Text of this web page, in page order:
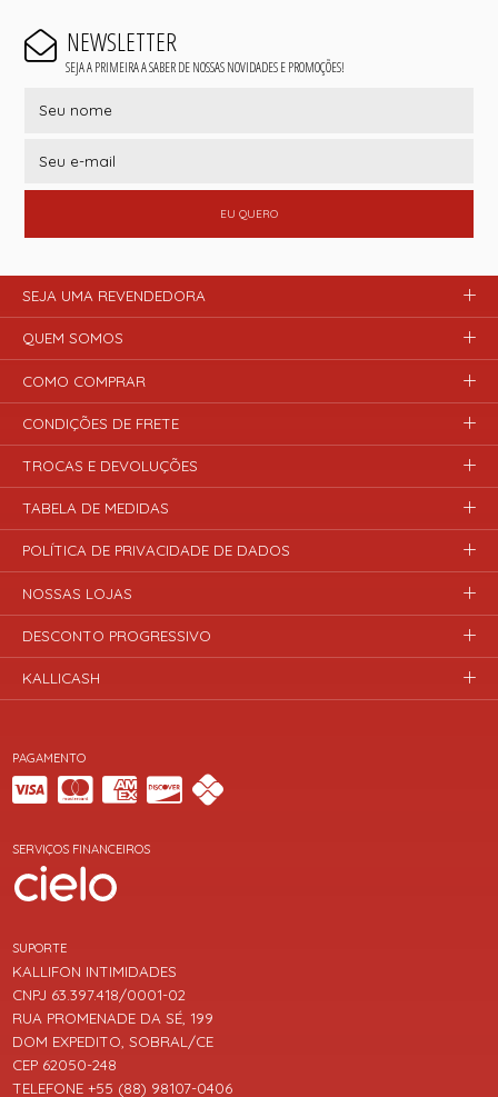
NEWSLETTER
SEJA A PRIMEIRA A SABER DE NOSSAS NOVIDADES E PROMOÇÕES!
EU QUERO
PAGAMENTO
SERVIÇOS FINANCEIROS
SUPORTE
KALLIFON INTIMIDADES
CNPJ 63.397.418/0001-02
RUA PROMENADE DA SÉ, 199
DOM EXPEDITO, SOBRAL/CE
CEP 62050-248
TELEFONE +55 (88) 98107-0406
SEJA UMA REVENDEDORA
QUEM SOMOS
COMO COMPRAR
CONDIÇÕES DE FRETE
TROCAS E DEVOLUÇÕES
TABELA DE MEDIDAS
POLÍTICA DE PRIVACIDADE DE DADOS
NOSSAS LOJAS
DESCONTO PROGRESSIVO
KALLICASH